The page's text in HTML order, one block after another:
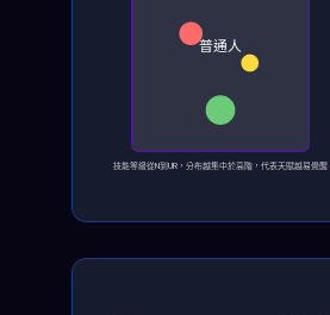
普通人
技能等級從N到UR，分布越集中於高階，代表天賦越易覺醒